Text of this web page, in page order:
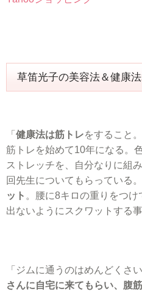
草笛光子の美容法＆健康
「 健康法は筋トレをすること。
筋トレを始めて10年になる。
ストレッチを、自分なりに組
回先生についてもらっている
ット 。腰に8キロの重りをつ
出ないようにスクワットする事
「ジムに通うのはめんどくさい
さんに自宅に来てもらい、腹